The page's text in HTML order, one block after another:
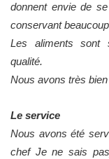
donnent envie de
conservant
Les aliments sont
qualité.
Nous avons très
Le service
Nous avons été
chef Je ne sais